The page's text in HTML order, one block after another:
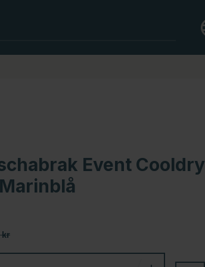
Event Cooldry
kr